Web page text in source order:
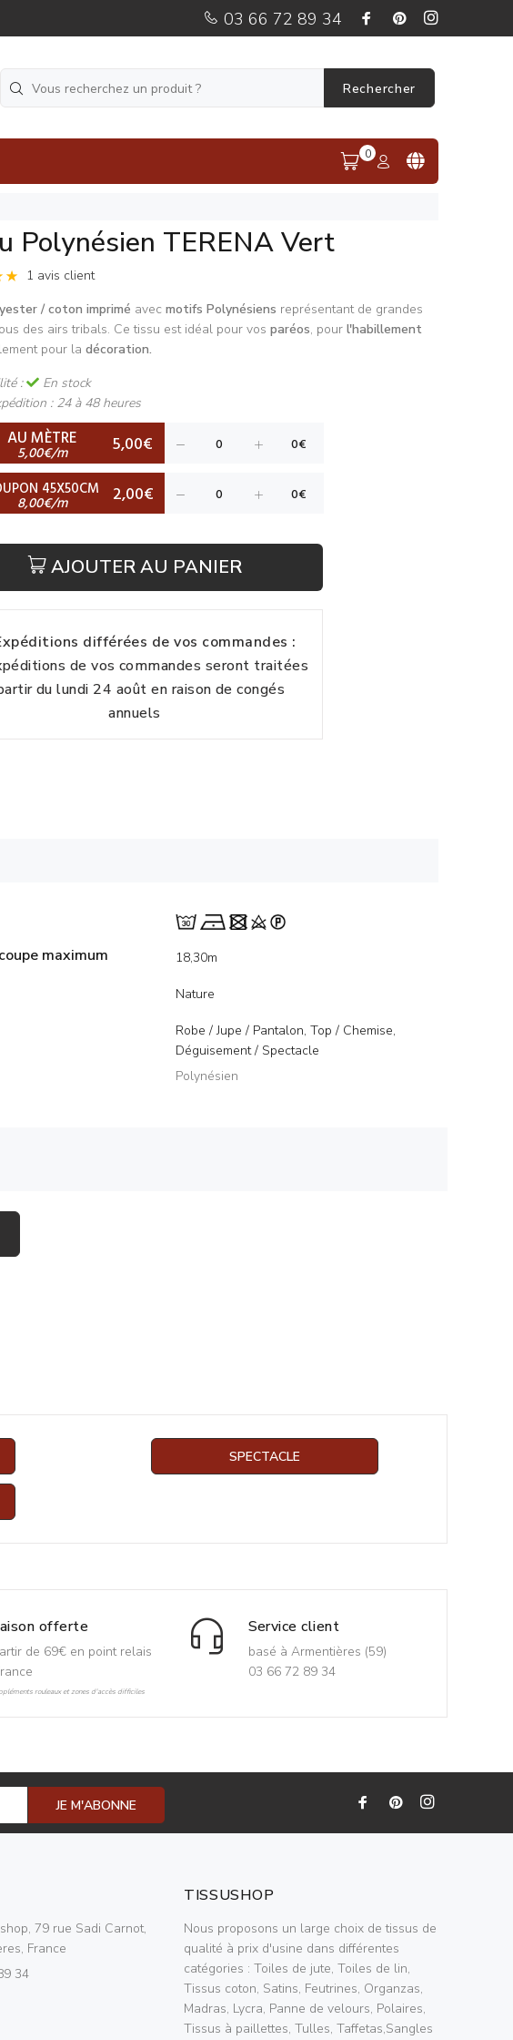
03 66 72 89 34
Rechercher
0
Polynésien TERENA Vert
1 avis client
/ coton imprimé avec motifs Polynésiens représentant de grandes
des airs tribals. Ce tissu est idéal pour vos paréos, pour l'habillement
pour la décoration.
:
En stock
: 24 à 48 heures
AU MÈTRE
5,00€/m 5,00€
45X50CM
8,00€/m 2,00€
AJOUTER AU PANIER
différées de vos commandes :
de vos commandes seront traitées
du lundi 24 août en raison de congés
annuels
maximum
18,30m
Nature
Robe / Jupe / Pantalon, Top / Chemise,
Déguisement / Spectacle
Polynésien
SPECTACLE
offerte
de 69€ en point relais
rouleaux et zones d'accès difficiles
Service client
basé à Armentières (59)
03 66 72 89 34
JE M'ABONNE
79 rue Sadi Carnot,
France
34
TISSUSHOP
Nous proposons un large choix de tissus de
qualité à prix d'usine dans différentes
catégories : Toiles de jute, Toiles de lin,
Tissus coton, Satins, Feutrines, Organzas,
Madras, Lycra, Panne de velours, Polaires,
Tissus à paillettes, Tulles, Taffetas,Sangles